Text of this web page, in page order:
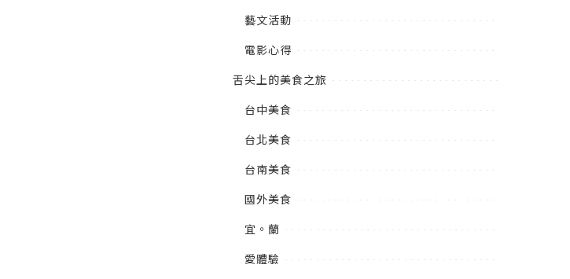
藝文活動
電影心得
舌尖上的美食之旅
台中美食
台北美食
台南美食
國外美食
宜。蘭
愛體驗